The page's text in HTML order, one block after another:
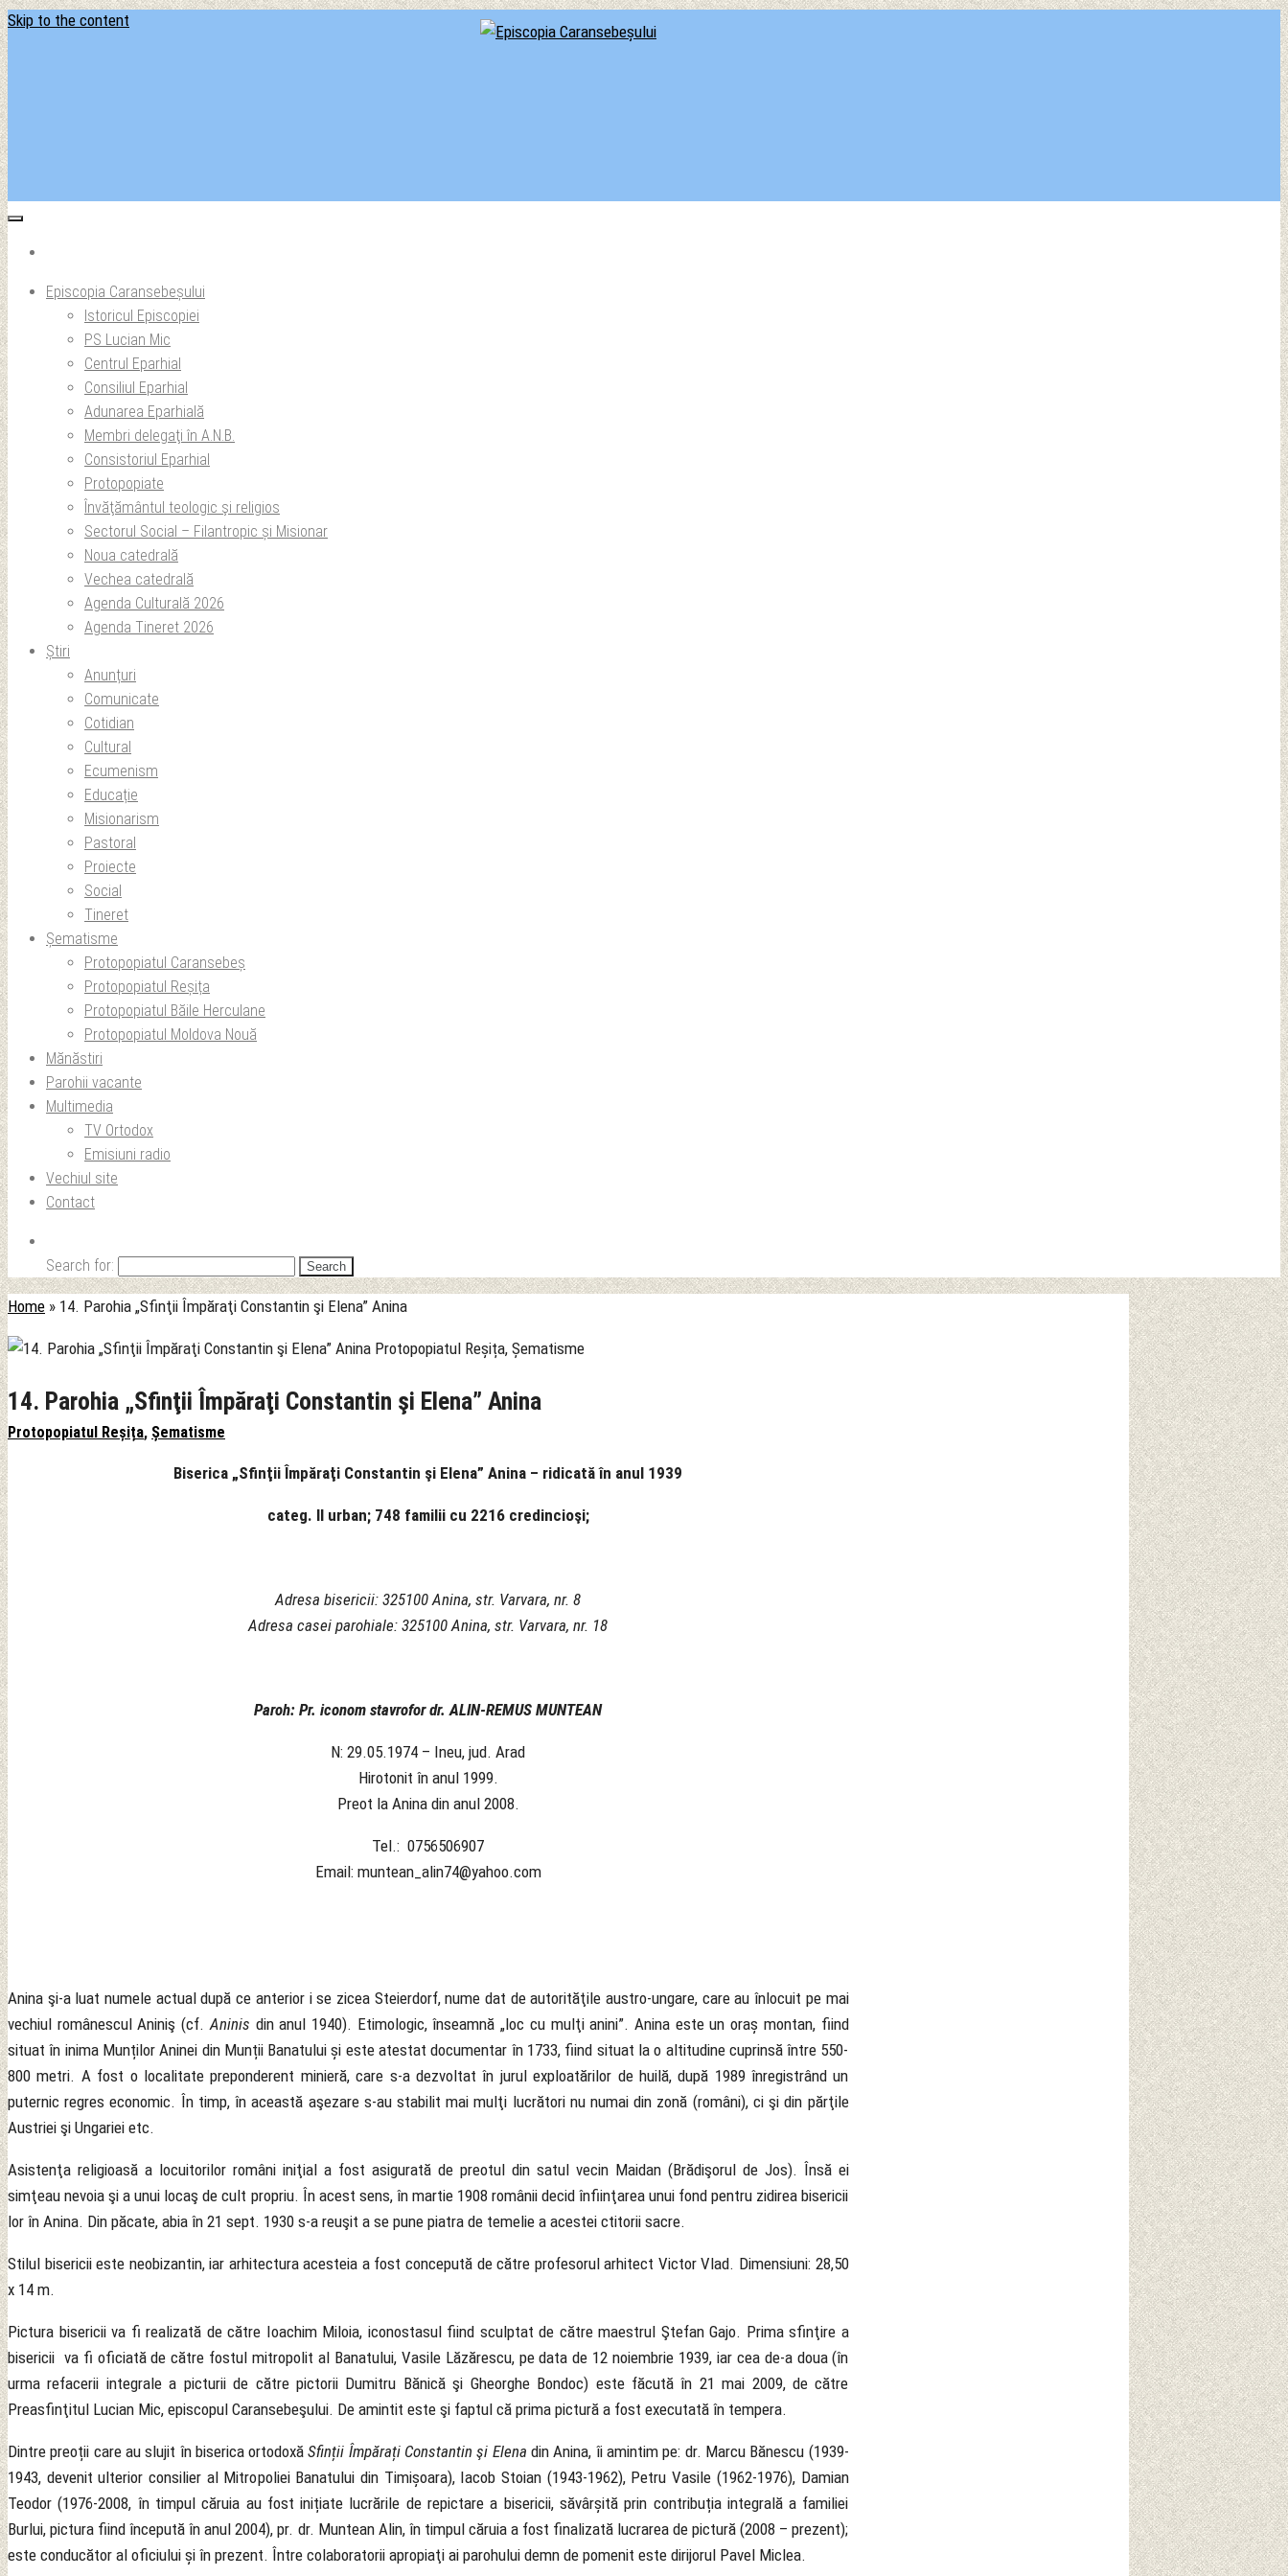
Skip to the content
Episcopia Caransebeșului
Istoricul Episcopiei
PS Lucian Mic
Centrul Eparhial
Consiliul Eparhial
Adunarea Eparhială
Membri delegaţi în A.N.B.
Consistoriul Eparhial
Protopopiate
Învăţământul teologic şi religios
Sectorul Social – Filantropic și Misionar
Noua catedrală
Vechea catedrală
Agenda Culturală 2026
Agenda Tineret 2026
Știri
Anunțuri
Comunicate
Cotidian
Cultural
Ecumenism
Educație
Misionarism
Pastoral
Proiecte
Social
Tineret
Șematisme
Protopopiatul Caransebeș
Protopopiatul Reșița
Protopopiatul Băile Herculane
Protopopiatul Moldova Nouă
Mănăstiri
Parohii vacante
Multimedia
TV Ortodox
Emisiuni radio
Vechiul site
Contact
Search for:
Home » 14. Parohia „Sfinţii Împăraţi Constantin şi Elena” Anina
14. Parohia „Sfinţii Împăraţi Constantin şi Elena” Anina
Protopopiatul Reșița, Șematisme
Biserica „Sfinţii Împăraţi Constantin şi Elena” Anina – ridicată în anul 1939
categ. II urban; 748 familii cu 2216 credincioşi;
Adresa bisericii: 325100 Anina, str. Varvara, nr. 8
Adresa casei parohiale: 325100 Anina, str. Varvara, nr. 18
Paroh: Pr. iconom stavrofor dr. ALIN-REMUS MUNTEAN
N: 29.05.1974 – Ineu, jud. Arad
Hirotonit în anul 1999.
Preot la Anina din anul 2008.
Tel.: 0756506907
Email: muntean_alin74@yahoo.com
Anina şi-a luat numele actual după ce anterior i se zicea Steierdorf, nume dat de autorităţile austro-ungare, care au înlocuit pe mai
vechiul românescul Aniniş (cf.Aninis din anul 1940). Etimologic, înseamnă „loc cu mulţi anini”. Anina este un oraș montan, fiind
situat în inima Munților Aninei din Munții Banatului și este atestat documentar în 1733, fiind situat la o altitudine cuprinsă între 550-
800 metri. A fost o localitate preponderent minieră, care s-a dezvoltat în jurul exploatărilor de huilă, după 1989 înregistrând un
puternic regres economic. În timp, în această aşezare s-au stabilit mai mulţi lucrători nu numai din zonă (români), ci şi din părţile
Austriei şi Ungariei etc.
Asistenţa religioasă a locuitorilor români iniţial a fost asigurată de preotul din satul vecin Maidan (Brădişorul de Jos). Însă ei
simţeau nevoia şi a unui locaş de cult propriu. În acest sens, în martie 1908 românii decid înfiinţarea unui fond pentru zidirea bisericii
lor în Anina. Din păcate, abia în 21 sept. 1930 s-a reuşit a se pune piatra de temelie a acestei ctitorii sacre.
Stilul bisericii este neobizantin, iar arhitectura acesteia a fost concepută de către profesorul arhitect Victor Vlad. Dimensiuni: 28,50
x 14 m.
Pictura bisericii va fi realizată de către Ioachim Miloia, iconostasul fiind sculptat de către maestrul Ştefan Gajo. Prima sfinţire a
bisericii va fi oficiată de către fostul mitropolit al Banatului, Vasile Lăzărescu, pe data de 12 noiembrie 1939, iar cea de-a doua (în
urma refacerii integrale a picturii de către pictorii Dumitru Bănică şi Gheorghe Bondoc) este făcută în 21 mai 2009, de către
Preasfinţitul Lucian Mic, episcopul Caransebeşului. De amintit este şi faptul că prima pictură a fost executată în tempera.
Dintre preoții care au slujit în biserica ortodoxăSfinții Împărați Constantin şi Elena din Anina, îi amintim pe: dr. Marcu Bănescu (1939-
1943, devenit ulterior consilier al Mitropoliei Banatului din Timișoara), Iacob Stoian (1943-1962), Petru Vasile (1962-1976), Damian
Teodor (1976-2008, în timpul căruia au fost inițiate lucrările de repictare a bisericii, săvârșită prin contribuția integrală a familiei
Burlui, pictura fiind începută în anul 2004), pr. dr. Muntean Alin, în timpul căruia a fost finalizată lucrarea de pictură (2008 – prezent);
este conducător al oficiului și în prezent. Între colaboratorii apropiaţi ai parohului demn de pomenit este dirijorul Pavel Miclea.